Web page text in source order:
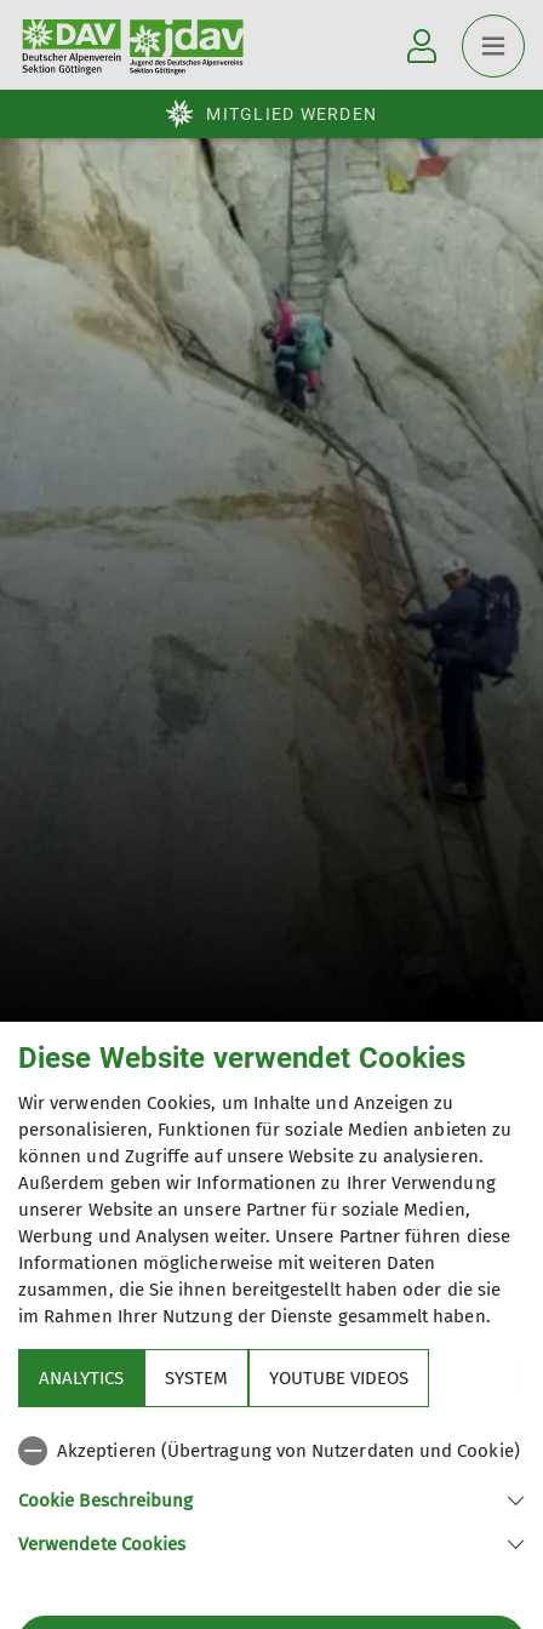
MITGLIED WERDEN
Das zweite
Mitteilungsheft 2024
ist da!
Liebe Mitglieder,
das zweite Mitteilungsheft 2024 ist da. Ihr könnt
es hier auf derWebsite
Diese Website verwendet Cookies
Wir verwenden Cookies, um Inhalte und Anzeigen zu
personalisieren, Funktionen für soziale Medien anbieten zu
können und Zugriffe auf unsere Website zu analysieren.
Außerdem geben wir Informationen zu Ihrer Verwendung
unserer Website an unsere Partner für soziale Medien,
Werbung und Analysen weiter. Unsere Partner führen diese
Informationen möglicherweise mit weiteren Daten
zusammen, die Sie ihnen bereitgestellt haben oder die sie
im Rahmen Ihrer Nutzung der Dienste gesammelt haben.
ANALYTICS SYSTEM YOUTUBE VIDEOS
Akzeptieren (Übertragung von Nutzerdaten und Cookie)
Cookie Beschreibung
Verwendete Cookies